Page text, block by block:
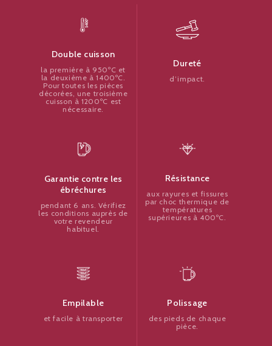
Double cuisson
la première à 950ºC et
la deuxième à 1400ºC.
Pour toutes les pièces
décorées, une troisième
cuisson à 1200ºC est
nécessaire.
Dureté
d’impact.
Garantie contre les
ébréchures
pendant 6 ans. Vérifiez
les conditions auprès de
votre revendeur
habituel.
Résistance
aux rayures et fissures
par choc thermique de
températures
supérieures à 400ºC.
Empilable
et facile à transporter
Polissage
des pieds de chaque
pièce.